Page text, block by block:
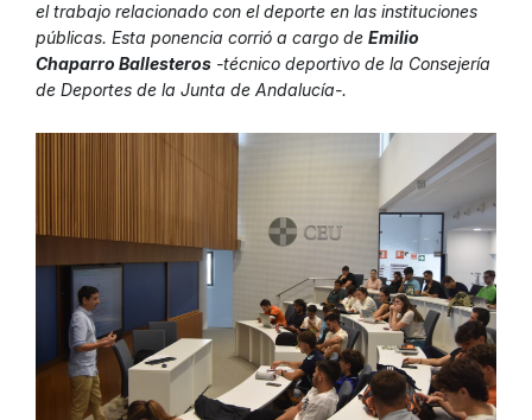
el trabajo relacionado con el deporte en las instituciones
públicas. Esta ponencia corrió a cargo de Emilio
Chaparro Ballesteros -técnico deportivo de la Consejería
de Deportes de la Junta de Andalucía-.